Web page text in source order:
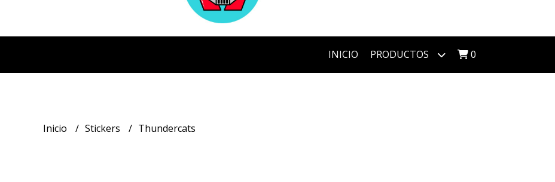
INICIO PRODUCTOS 0
Inicio Stickers Thundercats